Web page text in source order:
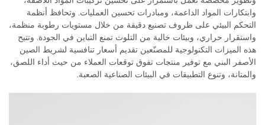
وابتكارات المواد الداعمة، ومبادرات تحسين العمليات. وتحافظ أنظمة
التحكم البيئي على ظروف تصنيع دقيقة من خلال مستويات رطوبة منظمة،
واستقرار حراري، وبيئات خالية من التلوث تمنع التباين في الجودة. وتتيح
هذه الميزات التكنولوجية للمصنّعين تقديم أسعار تنافسية لشريط الصين
الأصفر البني مع توفير منتجات تفوق توقعات العملاء من حيث أداء اللصق،
والمتانة، وتنوع التطبيقات في البيئات الصناعية الصعبة.